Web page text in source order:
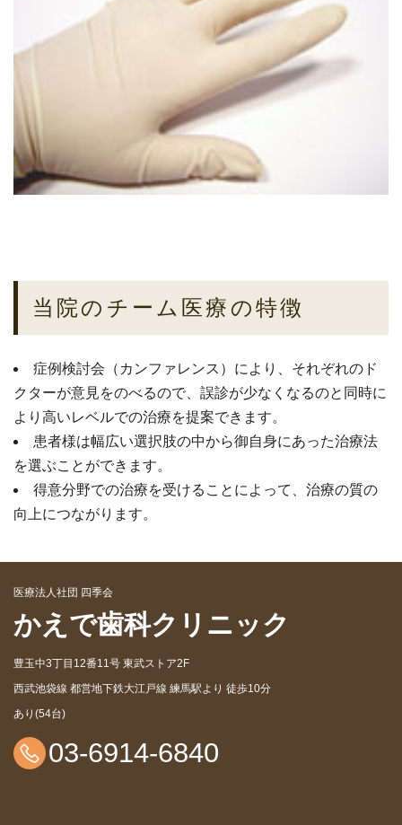
当院のチーム医療の特徴
症例検討会（カンファレンス）により、それぞれのド
クターが意見をのべるので、誤診が少なくなるのと同時に
より高いレベルでの治療を提案できます。
患者様は幅広い選択肢の中から御自身にあった治療法
を選ぶことができます。
得意分野での治療を受けることによって、治療の質の
向上につながります。
医療法人社団 四季会
かえで歯科クリニック
豊玉中3丁目12番11号 東武ストア2F
西武池袋線 都営地下鉄大江戸線 練馬駅より 徒歩10分
あり(54台)
03-6914-6840